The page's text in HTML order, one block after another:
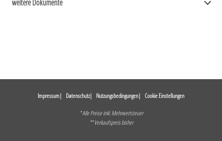
weitere Dokumente
Impressum Datenschutz Nutzungsbedingungen Cookie Einstellungen
* Alle Preise inkl. Mehrwertsteuer
** Verkaufspreis bisher